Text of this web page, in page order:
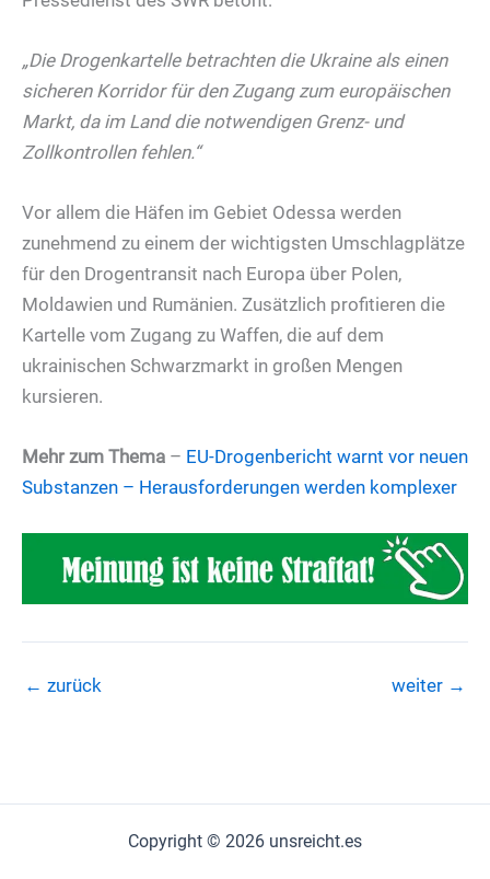
„Die Drogenkartelle betrachten die Ukraine als einen
sicheren Korridor für den Zugang zum europäischen
Markt, da im Land die notwendigen Grenz- und
Zollkontrollen fehlen.“
Vor allem die Häfen im Gebiet Odessa werden
zunehmend zu einem der wichtigsten Umschlagplätze
für den Drogentransit nach Europa über Polen,
Moldawien und Rumänien. Zusätzlich profitieren die
Kartelle vom Zugang zu Waffen, die auf dem
ukrainischen Schwarzmarkt in großen Mengen
kursieren.
Mehr zum Thema – EU-Drogenbericht warnt vor neuen
Substanzen – Herausforderungen werden komplexer
← zurück weiter →
Copyright © 2026 unsreicht.es